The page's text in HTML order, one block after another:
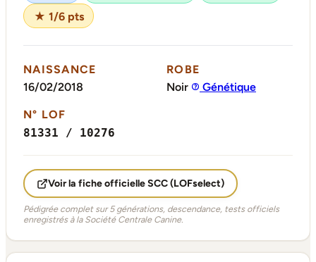
★ 1/6 pts
NAISSANCE
16/02/2018
ROBE
Noir
Génétique
N° LOF
81331 / 10276
Voir la fiche officielle SCC (LOFselect)
Pédigrée complet sur 5 générations, descendance, tests officiels
enregistrés à la Société Centrale Canine.